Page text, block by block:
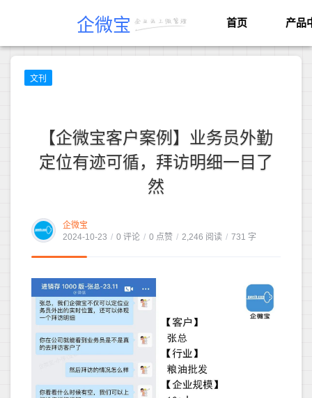
企微宝 首页 产品
文刊
【企微宝客户案例】业务员外勤
定位有迹可循，拜访明细一目了
然
企微宝
2024-10-23 / 0 评论 / 0 点赞 / 2,246 阅读 / 731 字